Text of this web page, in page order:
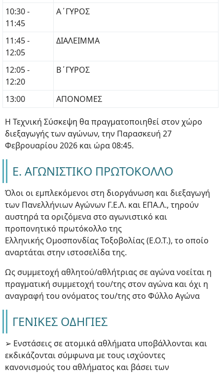
10:30 -
11:45
Α΄ΓΥΡΟΣ
11:45 -
12:05
ΔΙΑΛΕΙΜΜΑ
12:05 -
12:20
Β΄ΓΥΡΟΣ
13:00 ΑΠΟΝΟΜΕΣ
Η Τεχνική Σύσκεψη θα πραγματοποιηθεί στον χώρο
διεξαγωγής των αγώνων, την Παρασκευή 27
Φεβρουαρίου 2026 και ώρα 08:45.
Ε. ΑΓΩΝΙΣΤΙΚΟ ΠΡΩΤΟΚΟΛΛΟ
Όλοι οι εμπλεκόμενοι στη διοργάνωση και διεξαγωγή
των Πανελλήνιων Αγώνων Γ.Ε.Λ. και ΕΠΑ.Λ., τηρούν
αυστηρά τα οριζόμενα στο αγωνιστικό και
προπονητικό πρωτόκολλο της
Ελληνικής Ομοσπονδίας Τοξοβολίας (Ε.Ο.Τ.), το οποίο
αναρτάται στην ιστοσελίδα της.
Ως συμμετοχή αθλητού/αθλήτριας σε αγώνα νοείται η
πραγματική συμμετοχή του/της στον αγώνα και όχι η
αναγραφή του ονόματος του/της στο Φύλλο Αγώνα
ΓΕΝΙΚΕΣ ΟΔΗΓΙΕΣ
➢ Ενστάσεις σε ατομικά αθλήματα υποβάλλονται και
εκδικάζονται σύμφωνα με τους ισχύοντες
κανονισμούς του αθλήματος και βάσει των